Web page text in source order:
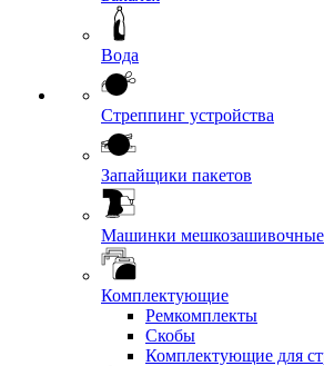
Вода
Стреппинг устройства
Запайщики пакетов
Машинки мешкозашивочные
Комплектующие
Ремкомплекты
Скобы
Комплектующие для